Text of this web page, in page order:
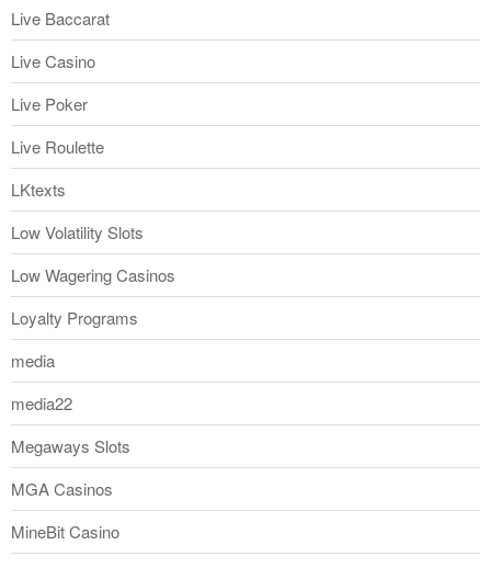
Live Baccarat
Live Casino
Live Poker
Live Roulette
LKtexts
Low Volatility Slots
Low Wagering Casinos
Loyalty Programs
media
media22
Megaways Slots
MGA Casinos
MineBit Casino